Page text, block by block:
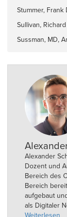
Stummer, Frank
Sullivan, Richard
Sussman, MD,
Alexander
Dozent und
Bereich des
Bereich
aufgebaut
als Digitaler
Weiterlesen